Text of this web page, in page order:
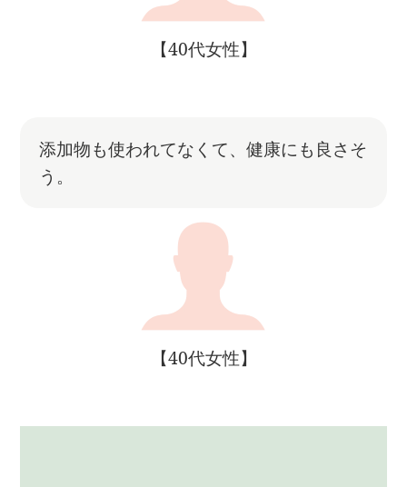
【40代女性】
添加物も使われてなくて、健康にも良さそ
う。
【40代女性】